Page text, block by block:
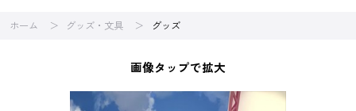
ホーム グッズ・文具 グッズ
画像タップで拡大